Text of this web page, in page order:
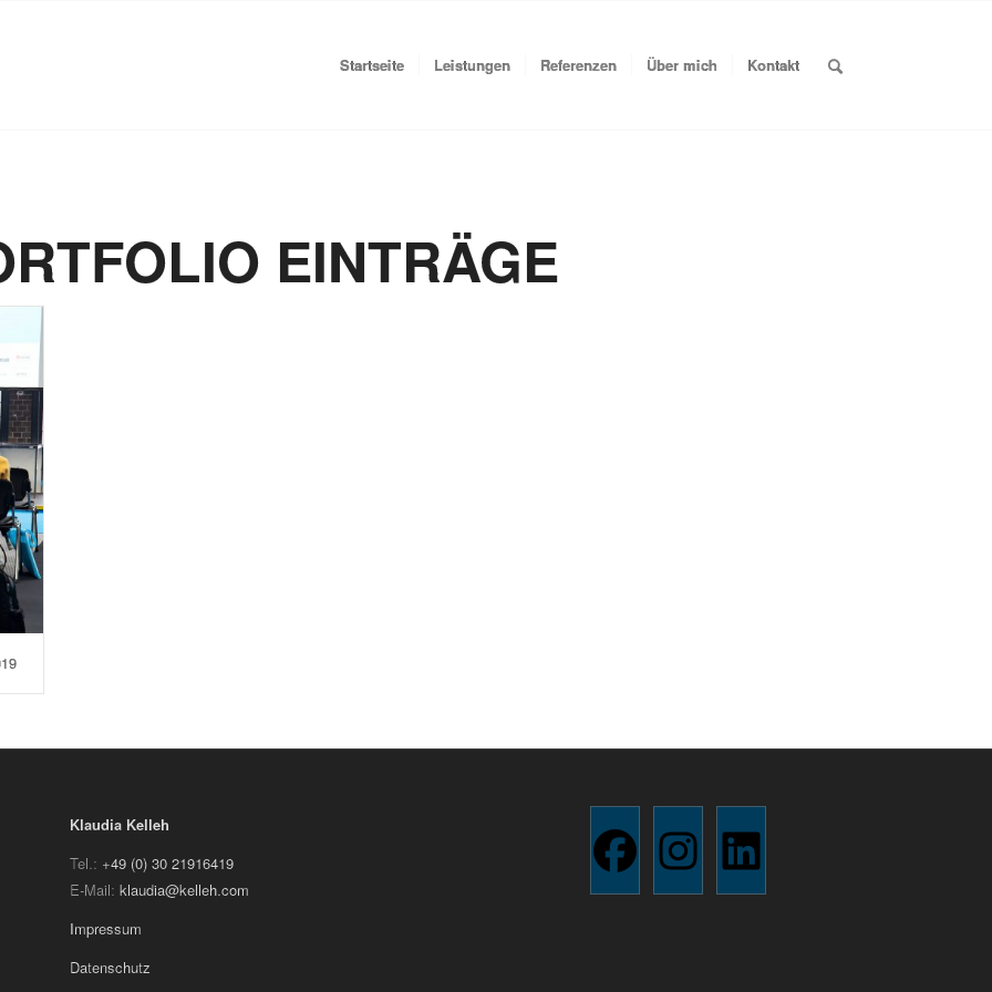
Startseite Leistungen Referenzen Über mich Kontakt
EINTRÄGE
Klaudia Kelleh
Tel.: +49 (0) 30 21916419
E-Mail: klaudia@kelleh.com
Impressum
Datenschutz